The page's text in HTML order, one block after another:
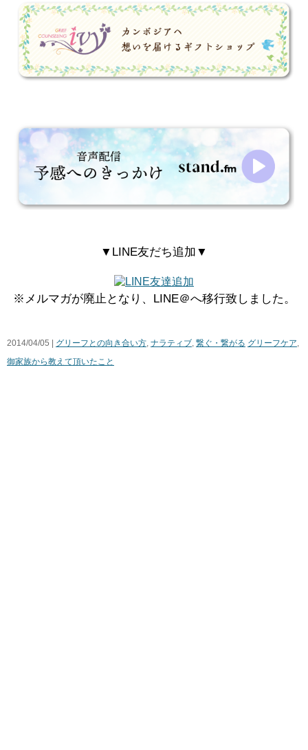
▼LINE友だち追加▼
※メルマガが廃止となり、LINE＠へ移行致しました。
2014/04/05 | グリーフとの向き合い方, ナラティブ, 繋ぐ・繋がる グリーフケア,
御家族から教えて頂いたこと